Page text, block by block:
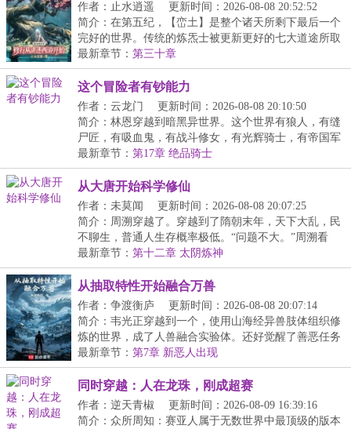
作者：止水逍遥
更新时间：2026-08-08 20:52:52
简介：在第五纪，【峦土】是整个诸天所剩下最后一个
完好的世界。传统的炼炁士被更新更好的七大道途所取
代...
最新章节： 第三十章
这个冒险者有钞能力
作者：云龙门
更新时间：2026-08-08 20:10:50
简介：林恩穿越到暗黑异世界。这个世界有狼人，有缝
尸匠，有吸血鬼，有战斗修女，有光辉骑士，有帝国军
团...
最新章节： 第17章 绝品骑士
从大唐开始科学修仙
作者：未莫闻
更新时间：2026-08-08 20:07:25
简介：周溯穿越了。穿越到了隋朝末年，天下大乱，民
不聊生，普通人生存概率极低。“问题不大。”周溯看
着...
最新章节： 第十二章 太阴炼神
从抽取特性开始融合万兽
作者：争渡衡庐
更新时间：2026-08-08 20:07:14
简介：韦光正穿越到一个，使用山海经异兽肢体组织修
炼的世界，成了人兽融合实验体。还好觉醒了善恶任务
金...
最新章节： 第7章 新恶人出现
同时穿越：人在龙珠，刚成超赛
作者：逆天青椒
更新时间：2026-08-09 16:39:16
简介：众所周知：赛亚人属于无数世界中最顶级的版本